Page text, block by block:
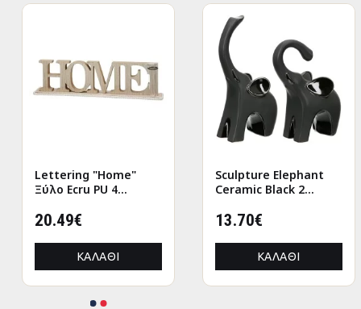
Lettering "Home"
Ξύλο Ecru PU 4
20.49€
ΚΑΛΆΘΙ
Sculpture Elephant
Ceramic Black 2
9X6X17Cm
13.70€
ΚΑΛΆΘΙ